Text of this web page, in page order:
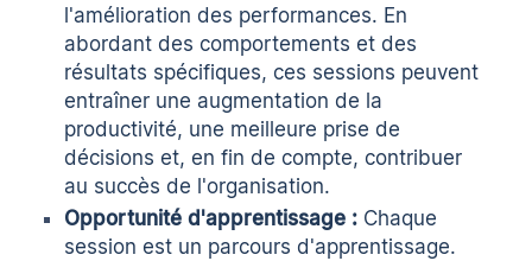
l'amélioration des performances. En
abordant des comportements et des
résultats spécifiques, ces sessions peuvent
entraîner une augmentation de la
productivité, une meilleure prise de
décisions et, en fin de compte, contribuer
au succès de l'organisation.
Opportunité d'apprentissage : Chaque
session est un parcours d'apprentissage.